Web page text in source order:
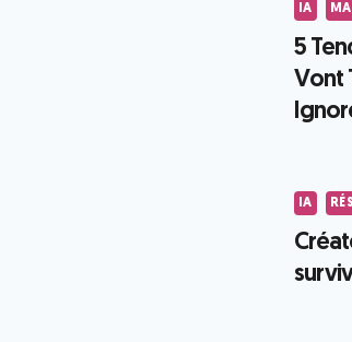
IA
5
Vont
IA